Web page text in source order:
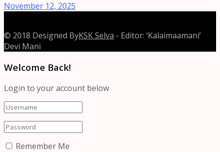
November 12, 2025
© 2018 Designed ByKSK Selva - Editor: ‘Kalaimaamani’
Devi Mani
Welcome Back!
Login to your account below
Remember Me